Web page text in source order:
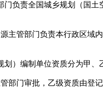
责全国城乡规划（国土
管部门负责本行政区域
）编制单位资质分为甲、
门审批，乙级资质由登